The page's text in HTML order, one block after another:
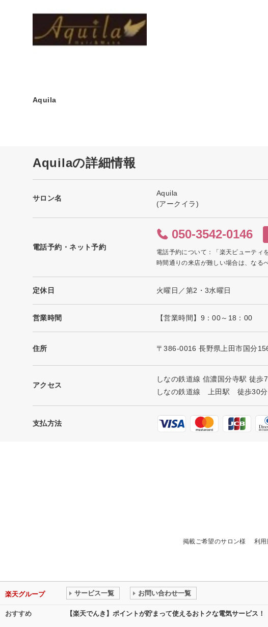
Aquila
Aquilaの詳細情報
サロン名
Aquila
(アークイラ)
電話予約・ネット予約
050-3542-0146
電話予約について：「楽天ビューティ
時間通りの来店が難しい場合は、なる
定休日 火曜日／第2・3水曜日
営業時間 【営業時間】9：00～18：00
住所 〒386-0016 長野県上田市国分
アクセス
しなの鉄道線 信濃国分寺駅 徒歩
しなの鉄道線 上田駅 徒歩30分
支払方法
掲載ご希望のサロン様 利用
楽天グループ サービス一覧 お問い合わせ一覧
おすすめ 【楽天でんき】ポイントが貯まって使えるおトクな電気サービス！